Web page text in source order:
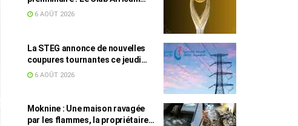
face au Djoliba AC
6 AOÛT 2026
La STEG annonce de nouvelles
coupures tournantes ce jeudi
dans plusieurs régions
6 AOÛT 2026
Moknine : Une maison ravagée
par les flammes, la propriétaire